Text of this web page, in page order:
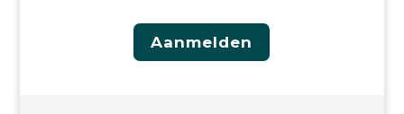
Aanmelden